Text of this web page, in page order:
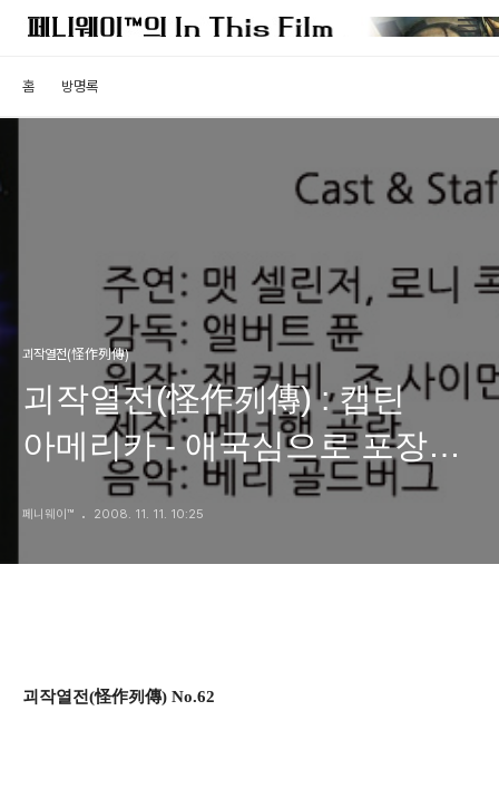
홈 방명록
괴작열전(怪作列傳)
괴작열전(怪作列傳) : 캡틴
아메리카 - 애국심으로 포장된
미국 패권주의의 발현 (1부)
페니웨이™ 2008. 11. 11. 10:25
괴작열전(怪作列傳) No.62